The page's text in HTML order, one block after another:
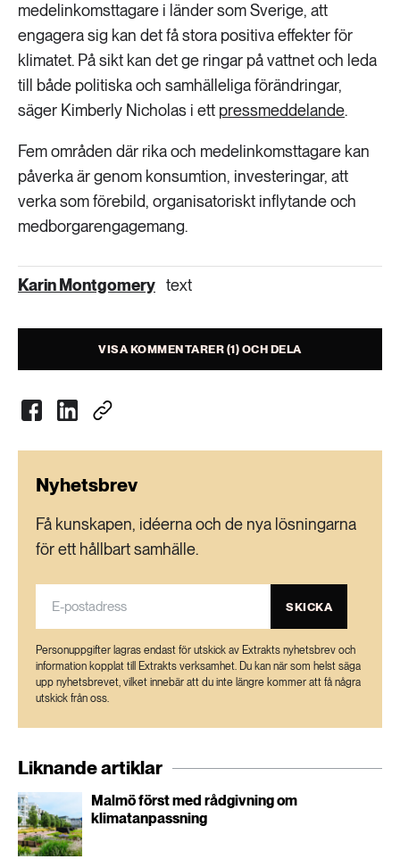
medelinkomsttagare i länder som Sverige, att
engagera sig kan det få stora positiva effekter för
klimatet. På sikt kan det ge ringar på vattnet och leda
till både politiska och samhälleliga förändringar,
säger Kimberly Nicholas i ett pressmeddelande.
Fem områden där rika och medelinkomsttagare kan
påverka är genom konsumtion, investeringar, att
verka som förebild, organisatoriskt inflytande och
medborgarengagemang.
Karin Montgomery text
VISA KOMMENTARER (1) OCH DELA
Nyhetsbrev
Få kunskapen, idéerna och de nya lösningarna
för ett hållbart samhälle.
SKICKA
Personuppgifter lagras endast för utskick av Extrakts nyhetsbrev och
information kopplat till Extrakts verksamhet. Du kan när som helst säga
upp nyhetsbrevet, vilket innebär att du inte längre kommer att få några
utskick från oss.
Liknande artiklar
Malmö först med rådgivning om
klimatanpassning